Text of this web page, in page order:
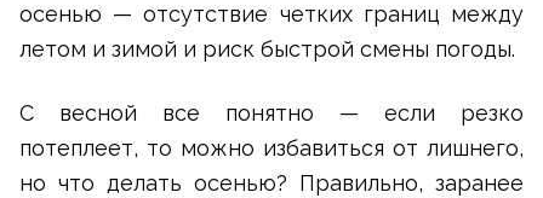
осенью — отсутствие четких границ между
летом и зимой и риск быстрой смены погоды.
С весной все понятно — если резко
потеплеет, то можно избавиться от лишнего,
но что делать осенью? Правильно, заранее